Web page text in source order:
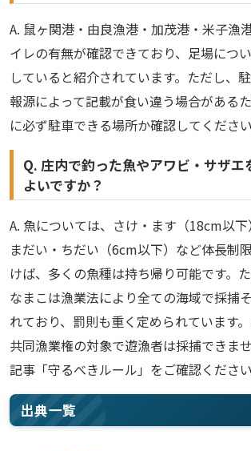
A. 鼠ヶ関港・由良漁港・加茂港・米子漁
イレの有無が確認できており、足場につ
していると紹介されています。ただし、
報源によって記載が食い違う場合がある
に必ず駐車できる場所か確認してください
Q. 庄内で釣った魚やアワビ・サザエ
よいですか？
A. 魚については、さけ・ます（18cm以下
まだい・ちだい（6cm以下）など体長制
けば、多くの魚種は持ち帰り可能です。
なまこは漁業法により全ての海域で採捕
れており、罰則も重く定められています
共同漁業権の対象で遊漁者は採捕できま
記事「守るべきルール」をご確認ください
出典一覧